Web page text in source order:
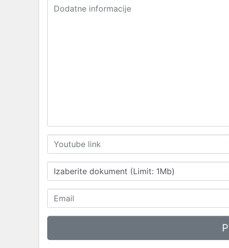
Izaberite dokument (Limit: 1Mb)